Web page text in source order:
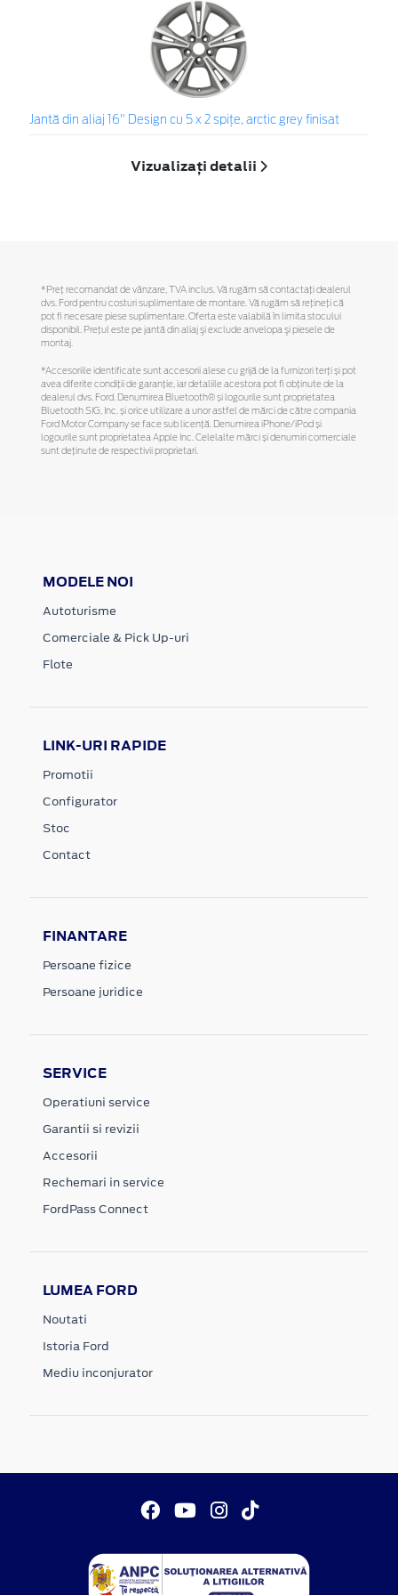
Jantă din aliaj 16" Design cu 5 x 2 spiţe, arctic grey finisat
Vizualizați detalii
*Preţ recomandat de vânzare, TVA inclus. Vă rugăm să contactaţi dealerul
dvs. Ford pentru costuri suplimentare de montare. Vă rugăm să reţineţi că
pot fi necesare piese suplimentare. Oferta este valabilă în limita stocului
disponibil. Preţul este pe jantă din aliaj şi exclude anvelopa şi piesele de
montaj.
*Accesoriile identificate sunt accesorii alese cu grijă de la furnizori terți și pot
avea diferite condiții de garanție, iar detaliile acestora pot fi obținute de la
dealerul dvs. Ford. Denumirea Bluetooth® și logourile sunt proprietatea
Bluetooth SIG, Inc. și orice utilizare a unor astfel de mărci de către compania
Ford Motor Company se face sub licență. Denumirea iPhone/iPod și
logourile sunt proprietatea Apple Inc. Celelalte mărci și denumiri comerciale
sunt deținute de respectivii proprietari.
MODELE NOI
Autoturisme
Comerciale & Pick Up-uri
Flote
LINK-URI RAPIDE
Promotii
Configurator
Stoc
Contact
FINANTARE
Persoane fizice
Persoane juridice
SERVICE
Operatiuni service
Garantii si revizii
Accesorii
Rechemari in service
FordPass Connect
LUMEA FORD
Noutati
Istoria Ford
Mediu inconjurator